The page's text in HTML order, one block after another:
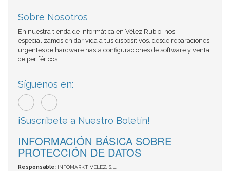
Sobre Nosotros
En nuestra tienda de informática en Vélez Rubio, nos
especializamos en dar vida a tus dispositivos. desde reparaciones
urgentes de hardware hasta configuraciones de software y venta
de periféricos.
Síguenos en:
¡Suscríbete a Nuestro Boletín!
INFORMACIÓN BÁSICA SOBRE
PROTECCIÓN DE DATOS
Responsable: INFOMARKT VELEZ, S.L.